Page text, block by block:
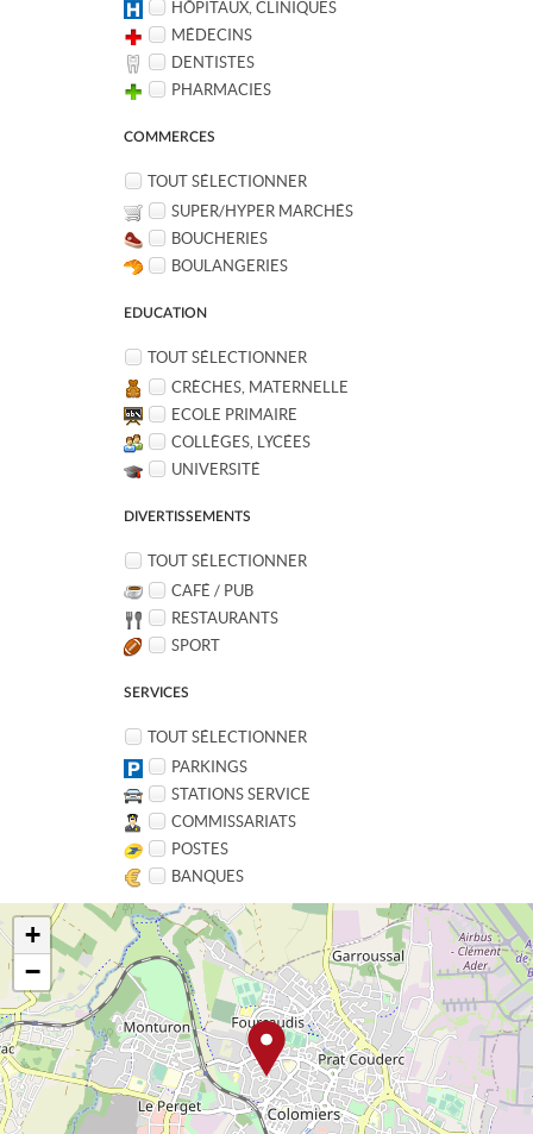
HÔPITAUX, CLINIQUES
MÉDECINS
DENTISTES
PHARMACIES
COMMERCES
TOUT SÉLECTIONNER
SUPER/HYPER MARCHÉS
BOUCHERIES
BOULANGERIES
EDUCATION
TOUT SÉLECTIONNER
CRÈCHES, MATERNELLE
ECOLE PRIMAIRE
COLLÈGES, LYCÉES
UNIVERSITÉ
DIVERTISSEMENTS
TOUT SÉLECTIONNER
CAFÉ / PUB
RESTAURANTS
SPORT
SERVICES
TOUT SÉLECTIONNER
PARKINGS
STATIONS SERVICE
COMMISSARIATS
POSTES
BANQUES
+
−